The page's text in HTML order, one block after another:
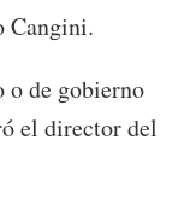
Cangini.
o de gobierno
el director del